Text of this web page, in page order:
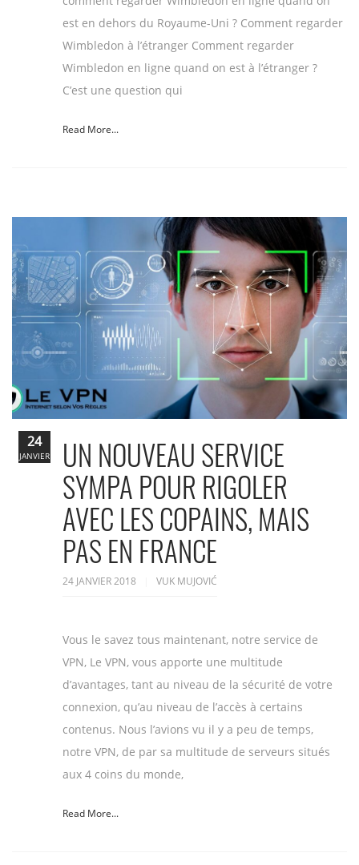
est en dehors du Royaume-Uni ? Comment regarder
Wimbledon à l’étranger Comment regarder
Wimbledon en ligne quand on est à l’étranger ?
C’est une question qui
Read More...
UN NOUVEAU SERVICE
SYMPA POUR RIGOLER
AVEC LES COPAINS, MAIS
PAS EN FRANCE
24 JANVIER 2018 VUK MUJOVIĆ
Vous le savez tous maintenant, notre service de
VPN, Le VPN, vous apporte une multitude
d’avantages, tant au niveau de la sécurité de votre
connexion, qu’au niveau de l’accès à certains
contenus. Nous l’avions vu il y a peu de temps,
notre VPN, de par sa multitude de serveurs situés
aux 4 coins du monde,
Read More...
24
JANVIER